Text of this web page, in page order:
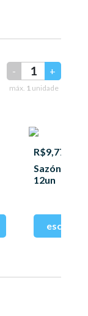
- +
máx. 1 unidade
R$9,77
Sazón
12un